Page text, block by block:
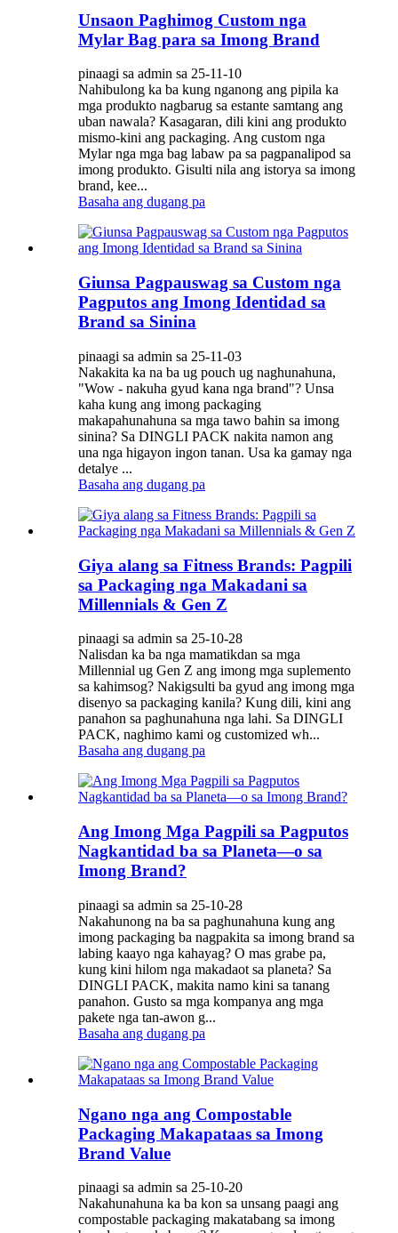
Unsaon Paghimog Custom nga
Mylar Bag para sa Imong Brand
pinaagi sa admin sa 25-11-10
Nahibulong ka ba kung nganong ang pipila ka
mga produkto nagbarug sa estante samtang ang
uban nawala? Kasagaran, dili kini ang produkto
mismo-kini ang packaging. Ang custom nga
Mylar nga mga bag labaw pa sa pagpanalipod sa
imong produkto. Gisulti nila ang istorya sa imong
brand, kee...
Basaha ang dugang pa
Giunsa Pagpauswag sa Custom nga
Pagputos ang Imong Identidad sa
Brand sa Sinina
pinaagi sa admin sa 25-11-03
Nakakita ka na ba ug pouch ug naghunahuna,
"Wow - nakuha gyud kana nga brand"? Unsa
kaha kung ang imong packaging
makapahunahuna sa mga tawo bahin sa imong
sinina? Sa DINGLI PACK nakita namon ang
una nga higayon ingon tanan. Usa ka gamay nga
detalye ...
Basaha ang dugang pa
Giya alang sa Fitness Brands: Pagpili
sa Packaging nga Makadani sa
Millennials & Gen Z
pinaagi sa admin sa 25-10-28
Nalisdan ka ba nga mamatikdan sa mga
Millennial ug Gen Z ang imong mga suplemento
sa kahimsog? Nakigsulti ba gyud ang imong mga
disenyo sa packaging kanila? Kung dili, kini ang
panahon sa paghunahuna nga lahi. Sa DINGLI
PACK, naghimo kami og customized wh...
Basaha ang dugang pa
Ang Imong Mga Pagpili sa Pagputos
Nagkantidad ba sa Planeta—o sa
Imong Brand?
pinaagi sa admin sa 25-10-28
Nakahunong na ba sa paghunahuna kung ang
imong packaging ba nagpakita sa imong brand sa
labing kaayo nga kahayag? O mas grabe pa,
kung kini hilom nga makadaot sa planeta? Sa
DINGLI PACK, makita namo kini sa tanang
panahon. Gusto sa mga kompanya ang mga
pakete nga tan-awon g...
Basaha ang dugang pa
Ngano nga ang Compostable
Packaging Makapataas sa Imong
Brand Value
pinaagi sa admin sa 25-10-20
Nakahunahuna ka ba kon sa unsang paagi ang
compostable packaging makatabang sa imong